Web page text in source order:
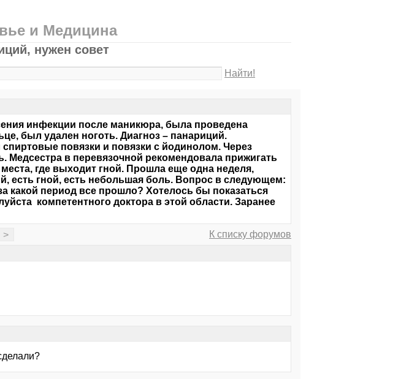
и Медицина
нужен совет
Найти!
инфекции после маникюра, была проведена
был удален ноготь. Диагноз – панариций.
повязки и повязки с йодинолом. Через
Медсестра в перевязочной рекомендовала прижигать
где выходит гной. Прошла еще одна неделя,
есть гной, есть небольшая боль. Вопрос в следующем:
какой период все прошло? Хотелось бы показаться
компетентного доктора в этой области. Заранее
>
К списку форумов